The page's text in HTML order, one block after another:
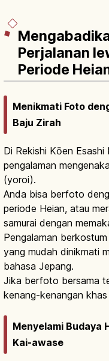
Perjalanan
Periode
Menikmati Foto
Baju Zirah
Di Rekishi Kōen
pengalaman
(yoroi).
Anda bisa berfoto
periode Heian, atau
samurai dengan
Pengalaman
yang mudah dinikmati
bahasa Jepang.
Jika berfoto bersama
kenang-kenangan
Menyelami Budaya
Kai-awase